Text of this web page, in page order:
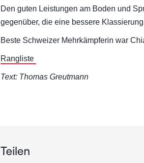
Den guten Leistungen am Boden und
gegenüber, die eine bessere
Beste Schweizer Mehrkämpferin war
Rangliste
Text: Thomas Greutmann
Teilen